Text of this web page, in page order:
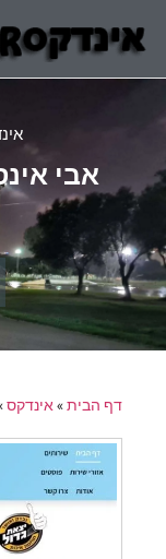
אבי
דף הבית»אינדקס